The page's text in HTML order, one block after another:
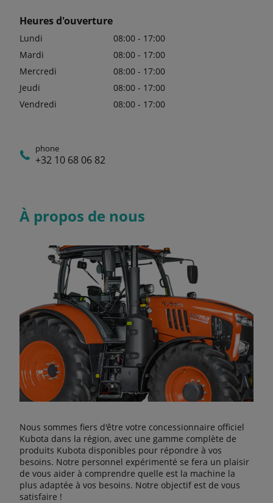
Heures d'ouverture
Lundi
08:00 - 17:00
Mardi
08:00 - 17:00
Mercredi
08:00 - 17:00
Jeudi
08:00 - 17:00
Vendredi
08:00 - 17:00
phone
+32 10 68 06 82
À propos de nous
Nous sommes fiers d'être votre concessionnaire officiel
Kubota dans la région, avec une gamme complète de
produits Kubota disponibles pour répondre à vos
besoins. Notre personnel expérimenté se fera un plaisir
de vous aider à comprendre quelle est la machine la
plus adaptée à vos besoins. Notre objectif est de vous
satisfaire !